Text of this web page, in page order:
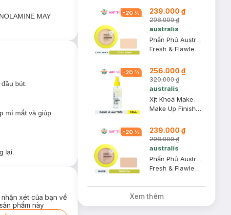
MAY
bút.
mí mắt và giúp
lại.
nhận xét của bạn về
sản phẩm này
-20% 239.000 ₫
298.000 ₫
australis
Phấn Phủ Australis Kiềm Dầu 2in1 #Light Beige 12g
Fresh & Flawless Pressed Powder
-20% 256.000 ₫
320.000 ₫
australis
Xịt Khoá Makeup Australis Dạng Lì Lâu Trôi 110ml (Mới)
Make Up Finishing Spritz Matte (New)
-20% 239.000 ₫
298.000 ₫
australis
Phấn Phủ Australis Kiềm Dầu 2in1 #Nude 12g
Fresh & Flawless Pressed Powder
Xem thêm